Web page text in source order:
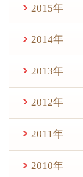
2015年
2014年
2013年
2012年
2011年
2010年